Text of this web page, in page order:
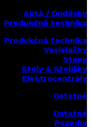
Autá / Dodávky
Produkčná technika
Produkčná technika
Vysielačky
Stany
Stoly & Stoličky
Elektrocentrály
Ostatné
Ostatné
Pozadia